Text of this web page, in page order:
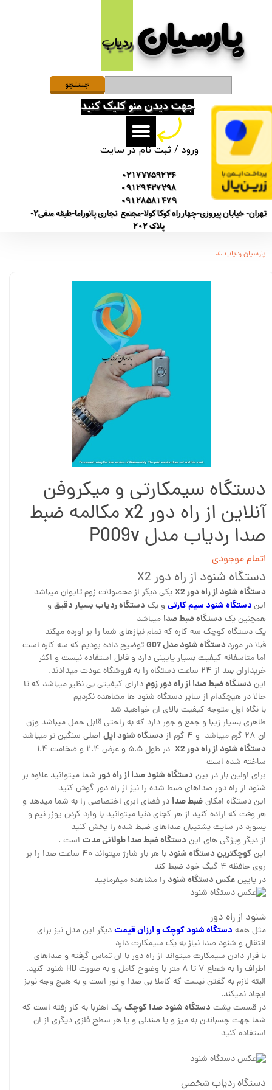
پارسیان​​​​​​​ردیاب
ورود /ثبت نام در سایت
حساب کاربری من
تغییر گذر واژه
سفارشات
خروج از حساب کاربری
02177759236
09129437298
09128581479
تهران- خیابان پیروزی-چهارراه کوکا کولا-مجتمع تجاری پانوراما-طبقه منفی2-
پلاک 202
جهت دیدن منو کلیک کنید
جستجو
پارسیان ردیاب
دستگاه سیمکارتی و میکروفن
آنلاین از راه دور x2 مکالمه ضبط
صدا ردیاب مدل P009v
اتمام موجودی
دستگاه شنود از راه دور X2
دستگاه شنود از راه دور X2
یکی دیگر از محصولات زوم تایوان میباشد
ایندستگاه شنود سیم کارتی و یک دستگاه ردیاب بسیار دقیق و
همچنین یک دستگاه ضبط صدا میباشد
یک دستگاه کوچک سه کاره که تمام نیازهای شما را بر اورده میکند
قبلا در مورد دستگاه شنود مدل G07
توضیح داده بودیم که سه کاره است
اما متاسفانه کیفیت بسیار پایینی دارد و قابل استفاده نیست و اکثر
خریداران بعد از ۲۴ ساعت دستگاه را به فروشگاه عودت میدادند.
این دستگاه ضبط صدا از راه دور زومدارای کیفیتی بی نظیر میباشد که تا
حالا در هیچکدام از سایر دستگاه شنود ها مشاهده نکردیم
با نگاه اول متوجه کیفیت بالای ان خواهید شد
ظاهری بسیار زیبا و جمع و جور دارد که به راحتی قابل حمل میباشد وزن
ان ۲۸ گرم میباشد و ۴ گرم از
دستگاه شنود اپل اصلی سنگین تر میباشد
دستگاه شنود از راه دور X2
در طول ۵.۵ و عرض ۲.۴ و ضخامت ۱.۴
ساخته شده است
برای اولین بار در بین دستگاه شنود صدا از راه دور شما میتوانید علاوه بر
شنود از راه دور صداهای ضبط شده را نیز از راه دور گوش کنید
این دستگاه امکانضبط صدا در فضای ابری اختصاصی را به شما میدهد و
هر وقت که اراده کنید از هر کجای دنیا میتوانید با وارد کردن یوزر نیم و
پسورد در سایت پشتیبان صداهای ضبط شده را پخش کنید
از دیگر ویژگی های این دستگاه ضبط صدا طولانی مدت است .
اینکوچکترین دستگاه شنود
با هر بار شارژ میتواند ۴۰ ساعت صدا را بر
روی حافظه ۴ گیگ خود ضبط کند
در پایینعکس دستگاه شنود را مشاهده میفرمایید
شنود از راه دور
مثل همهدستگاه شنود کوچک و ارزان قیمتدیگر این مدل نیز برای
انتقال و شنود صدا نیاز به یک سیمکارت دارد
با قرار دادن سیمکارت میتواند از راه دور با ان تماس گرفته و صداهای
اطراف را به شعاع ۷ تا ۸ متر با وضوح کامل و به صورت HD شنود کنید.
البته لازم به گفتن نیست که کاملا بی صدا و نور است و به هیچ وجه نویز
ایجاد نمیکند.
در قسمت پشت دستگاه شنود صدا کوچکیک اهنربا به کار رفته است که
شما جهت چسباندن به میز و یا صندلی و یا هر سطح فلزی دیگری از ان
استفاده کنید
دستگاه ردیاب شخصی